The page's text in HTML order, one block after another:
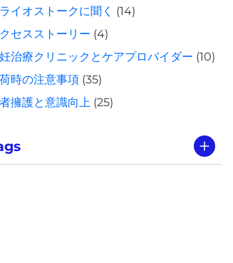
イオストークに聞く (14)
セスストーリー (4)
治療クリニックとケアプロバイダー (10)
時の注意事項(35)
擁護と意識向上(25)